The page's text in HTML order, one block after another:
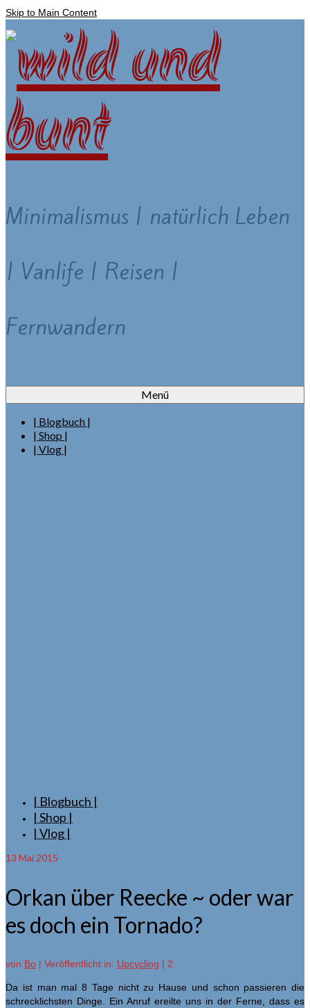
Skip to Main Content
Minimalismus | natürlich Leben
| Vanlife | Reisen |
Fernwandern
Menü
| Blogbuch |
| Shop |
| Vlog |
| Blogbuch |
| Shop |
| Vlog |
13 Mai 2015
Orkan über Reecke ~ oder war
es doch ein Tornado?
von Bo | Veröffentlicht in: Upcycling | 2
Da ist man mal 8 Tage nicht zu Hause und schon passieren die
schrecklichsten Dinge. Ein Anruf ereilte uns in der Ferne, dass es